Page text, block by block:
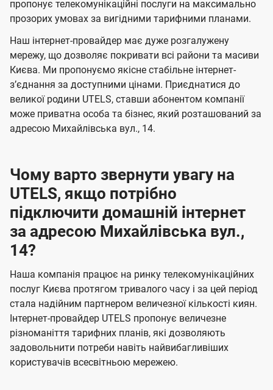
ї
U
t
e
l
s
а
ч
е
н
н
я
а
ч
е
н
н
я
пропонує телекомунікаційні послуги на максимально
прозорих умовах за вигідними тарифними планами.
Наш інтернет-провайдер має дуже розгалужену
мережу, що дозволяє покривати всі райони та масиви
Києва. Ми пропонуємо якісне стабільне інтернет-
зʼєднання за доступними цінами. Приєднатися до
великої родини UTELS, ставши абонентом компанії
може приватна особа та бізнес, який розташований за
адресою Михайлівська вул., 14.
Чому варто звернути увагу на
UTELS, якщо потрібно
підключити домашній інтернет
за адресою Михайлівська вул.,
14?
Наша компанія працює на ринку телекомунікаційних
послуг Києва протягом тривалого часу і за цей період
стала надійним партнером величезної кількості киян.
Інтернет-провайдер UTELS пропонує величезне
різноманіття тарифних планів, які дозволяють
задовольнити потреби навіть найвибагливіших
користувачів всесвітньою мережею.